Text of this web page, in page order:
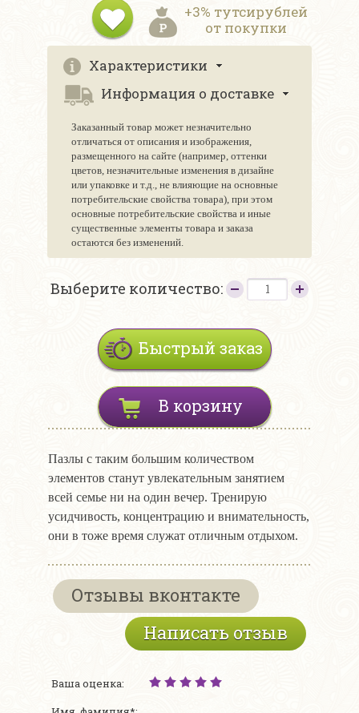
+3% тутсирублей
от покупки
Характеристики
Информация о доставке
Заказанный товар может незначительно
отличаться от описания и изображения,
размещенного на сайте (например, оттенки
цветов, незначительные изменения в дизайне
или упаковке и т.д., не влияющие на основные
потребительские свойства товара), при этом
основные потребительские свойства и иные
существенные элементы товара и заказа
остаются без изменений.
Выберите количество:
Быстрый заказ
В корзину
Пазлы с таким большим количеством
элементов станут увлекательным занятием
всей семье ни на один вечер. Тренирую
усидчивость, концентрацию и внимательность,
они в тоже время служат отличным отдыхом.
Отзывы вконтакте
Написать отзыв
Ваша оценка: